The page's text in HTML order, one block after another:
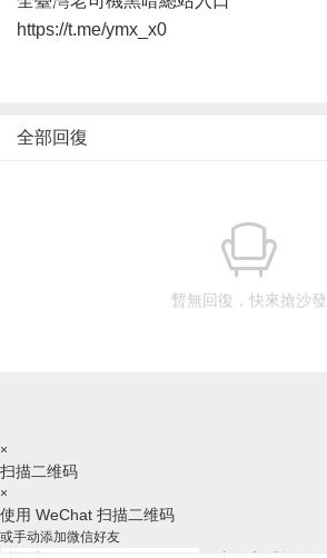
https://t.me/ymx_x0
全部回復
暫無回復，快來搶沙發
×
扫描二维码
×
使用 WeChat 扫描二维码
或手动添加微信好友